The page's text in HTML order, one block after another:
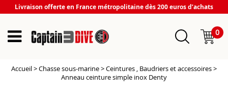
Livraison offerte en France métropolitaine dès 200 euros d’achats
0
Accueil>Chasse sous-marine>Ceintures , Baudriers et accessoires>
Anneau ceinture simple inox Denty